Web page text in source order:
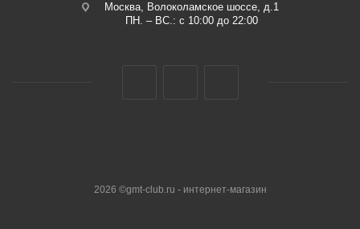
Москва, Волоколамское шоссе, д.1
ПН. – ВС.: с 10:00 до 22:00
2026 ©gmt-club.ru - интернет-магазин